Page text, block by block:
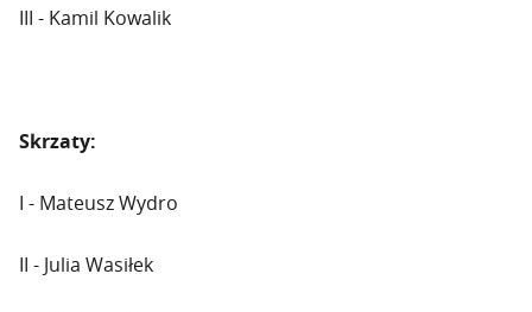
III - Kamil Kowalik
Skrzaty:
I - Mateusz Wydro
II - Julia Wasiłek